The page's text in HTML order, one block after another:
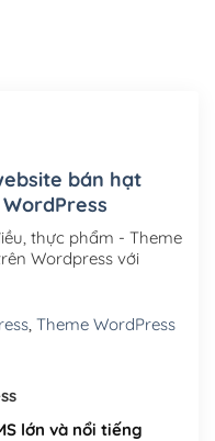
(1 năm)
(+550,000₫)
bán hạt
thực phẩm - Theme
Wordpress với
, Theme WordPress
lớn và nổi tiếng